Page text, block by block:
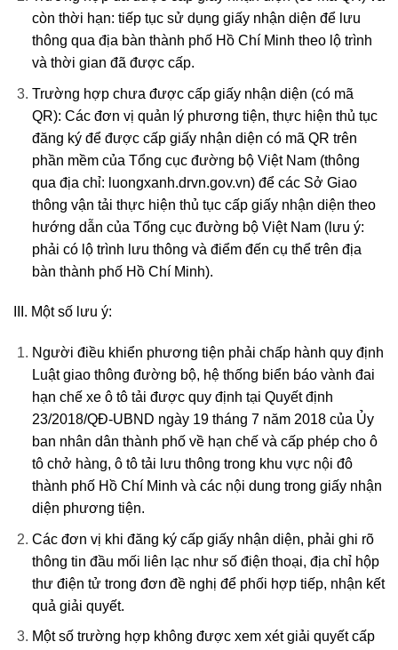
còn thời hạn: tiếp tục sử dụng giấy nhận diện để lưu
thông qua địa bàn thành phố Hồ Chí Minh theo lộ trình
và thời gian đã được cấp.
Trường hợp chưa được cấp giấy nhận diện (có mã
QR): Các đơn vị quản lý phương tiện, thực hiện thủ tục
đăng ký để được cấp giấy nhận diện có mã QR trên
phần mềm của Tổng cục đường bộ Việt Nam (thông
qua địa chỉ: luongxanh.drvn.gov.vn) để các Sở Giao
thông vận tải thực hiện thủ tục cấp giấy nhận diện theo
hướng dẫn của Tổng cục đường bộ Việt Nam (lưu ý:
phải có lộ trình lưu thông và điểm đến cụ thể trên địa
bàn thành phố Hồ Chí Minh).
III. Một số lưu ý:
Người điều khiển phương tiện phải chấp hành quy định
Luật giao thông đường bộ, hệ thống biển báo vành đai
hạn chế xe ô tô tải được quy định tại Quyết định
23/2018/QĐ-UBND ngày 19 tháng 7 năm 2018 của Ủy
ban nhân dân thành phố về hạn chế và cấp phép cho ô
tô chở hàng, ô tô tải lưu thông trong khu vực nội đô
thành phố Hồ Chí Minh và các nội dung trong giấy nhận
diện phương tiện.
Các đơn vị khi đăng ký cấp giấy nhận diện, phải ghi rõ
thông tin đầu mối liên lạc như số điện thoại, địa chỉ hộp
thư điện tử trong đơn đề nghị để phối hợp tiếp, nhận kết
quả giải quyết.
Một số trường hợp không được xem xét giải quyết cấp